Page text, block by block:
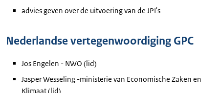
advies geven over de uitvoering van de JPI's
Nederlandse vertegenwoordiging GPC
Jos Engelen - NWO (lid)
Jasper Wesseling -ministerie van Economische Zaken en
Klimaat (lid)